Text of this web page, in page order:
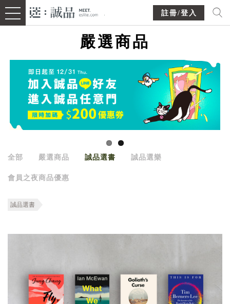
註冊/登入
嚴選商品
全部 嚴選商品 誠品選書 誠品選樂
會員之夜商品優惠
誠品選書